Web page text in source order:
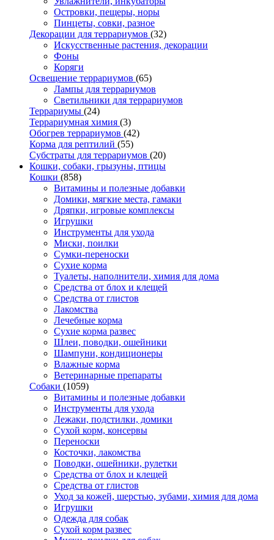
Островки, пещеры, норы
Пинцеты, совки, разное
Декорации для террариумов (32)
Искусственные растения, декорации
Фоны
Коряги
Освещение террариумов (65)
Лампы для террариумов
Светильники для террариумов
Террариумы (24)
Террариумная химия (3)
Обогрев террариумов (42)
Корма для рептилий (55)
Субстраты для террариумов (20)
Кошки, собаки, грызуны, птицы
Кошки (858)
Витамины и полезные добавки
Домики, мягкие места, гамаки
Дряпки, игровые комплексы
Игрушки
Инструменты для ухода
Миски, поилки
Сумки-переноски
Сухие корма
Туалеты, наполнители, химия для дома
Средства от блох и клещей
Средства от глистов
Лакомства
Лечебные корма
Сухие корма развес
Шлеи, поводки, ошейники
Шампуни, кондиционеры
Влажные корма
Ветеринарные препараты
Собаки (1059)
Витамины и полезные добавки
Инструменты для ухода
Лежаки, подстилки, домики
Сухой корм, консервы
Переноски
Косточки, лакомства
Поводки, ошейники, рулетки
Средства от блох и клещей
Средства от глистов
Уход за кожей, шерстью, зубами, химия для дома
Игрушки
Одежда для собак
Сухой корм развес